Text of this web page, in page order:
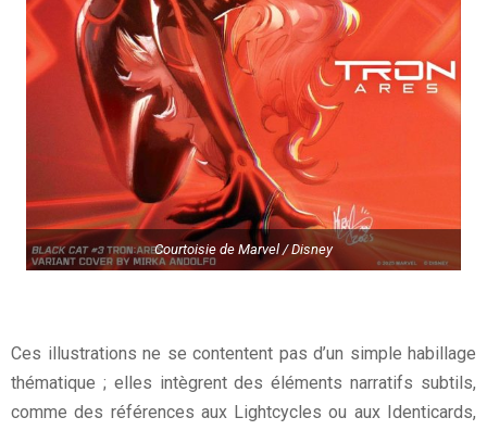
Courtoisie de Marvel / Disney
Ces illustrations ne se contentent pas d’un simple habillage
thématique ; elles intègrent des éléments narratifs subtils,
comme des références aux Lightcycles ou aux Identicards,